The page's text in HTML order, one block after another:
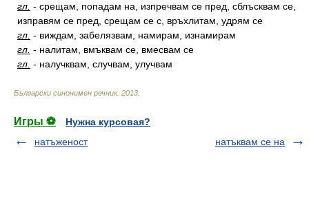
гл. - срещам, попадам на, изпречвам се пред, сблъсквам се,
изправям се пред, срещам се с, връхлитам, удрям се
гл. - виждам, забелязвам, намирам, изнамирам
гл. - налитам, вмъквам се, вмесвам се
гл. - налучквам, случвам, улучвам
Български синонимен речник. 2013
Игры ⚽
Нужна курсовая?
натъженост
натъквам се на